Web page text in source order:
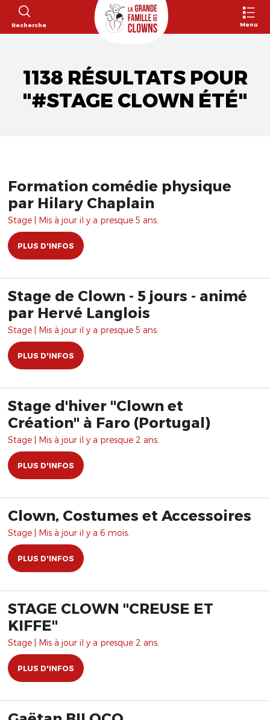
Recherche Menu
1138 RÉSULTATS POUR
"#STAGE CLOWN ÉTÉ"
Formation comédie physique
par Hilary Chaplain
Stage | Mis à jour il y a presque 5 ans.
PLUS D'INFOS
Stage de Clown - 5 jours - animé
par Hervé Langlois
Stage | Mis à jour il y a presque 5 ans.
PLUS D'INFOS
Stage d'hiver "Clown et
Création" à Faro (Portugal)
Stage | Mis à jour il y a presque 2 ans.
PLUS D'INFOS
Clown, Costumes et Accessoires
Stage | Mis à jour il y a 6 mois.
PLUS D'INFOS
STAGE CLOWN "CREUSE ET
KIFFE"
Stage | Mis à jour il y a presque 2 ans.
PLUS D'INFOS